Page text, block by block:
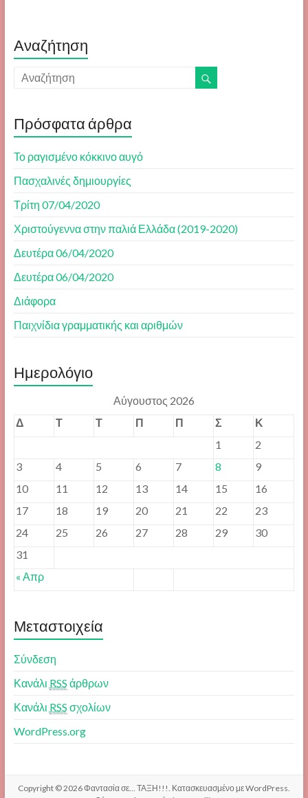
Αναζήτηση
Πρόσφατα άρθρα
Το ραγισμένο κόκκινο αυγό
Πασχαλινές δημιουργίες
Τρίτη 07/04/2020
Χριστούγεννα στην παλιά Ελλάδα (2019-2020)
Δευτέρα 06/04/2020
Δευτέρα 06/04/2020
Διάφορα
Παιχνίδια γραμματικής και αριθμών
Ημερολόγιο
Αύγουστος 2026
Δ
Τ Τ Π Π Σ Κ
« Απρ
1
2
3
4 5 6 7 8
9
10
11 12 13 14 15
16
17
18 19 20 21 22
23
24
25 26 27 28 29
30
31
Μεταστοιχεία
Σύνδεση
Κανάλι RSS άρθρων
Κανάλι RSS σχολίων
WordPress.org
Copyright © 2026Φαντασία σε… ΤΑΞΗ!!!. Κατασκευασμένο μεWordPress.